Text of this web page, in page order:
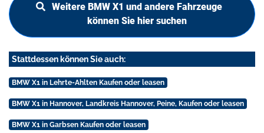
Weitere BMW X1 und andere Fahrzeuge
können Sie hier suchen
Stattdessen können Sie auch:
BMW X1 in Lehrte-Ahlten Kaufen oder leasen
BMW X1 in Hannover, Landkreis Hannover, Peine, Kaufen oder leasen
BMW X1 in Garbsen Kaufen oder leasen